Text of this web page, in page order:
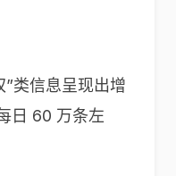
”类信息呈现出增
日 60 万条左